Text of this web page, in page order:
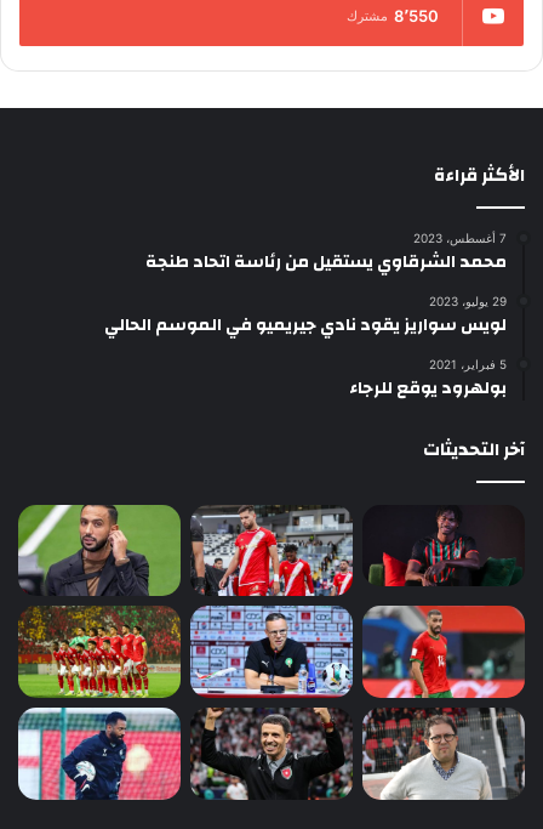
8٬550 مشترك
الأكثر قراءة
7 أغسطس، 2023
محمد الشرقاوي يستقيل من رئاسة اتحاد طنجة
29 يوليو، 2023
لويس سواريز يقود نادي جيريميو في الموسم الحالي
5 فبراير، 2021
بولهرود يوقع للرجاء
آخر التحديثات